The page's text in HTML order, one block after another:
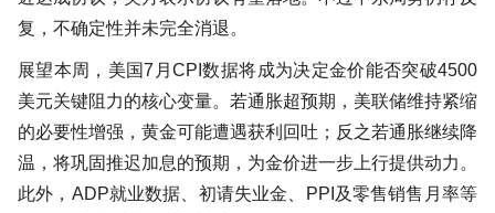
复，不确定性并未完全消退。
展望本周，美国7月CPI数据将成为决定金价能否突破4500
美元关键阻力的核心变量。若通胀超预期，美联储维持紧缩
的必要性增强，黄金可能遭遇获利回吐；反之若通胀继续降
温，将巩固推迟加息的预期，为金价进一步上行提供动力。
此外，ADP就业数据、初请失业金、PPI及零售销售月率等